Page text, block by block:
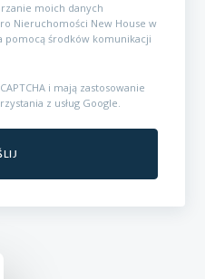
moich danych
Nieruchomości New House w
pomocą środków komunikacji
i mają zastosowanie
z usługGoogle.